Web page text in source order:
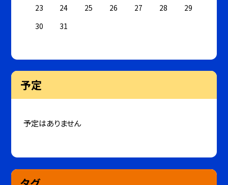
23
24 25 26 27 28
29
30
31
予定
予定はありません